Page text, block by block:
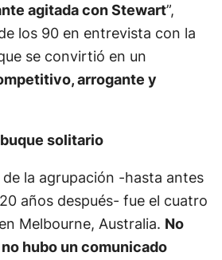
agitada con Stewart”,
los 90 en entrevista con la
se convirtió en un
arrogante y
solitario
la agrupación -hasta antes
años después- fue el cuatro
Melbourne, Australia. No
hubo un comunicado